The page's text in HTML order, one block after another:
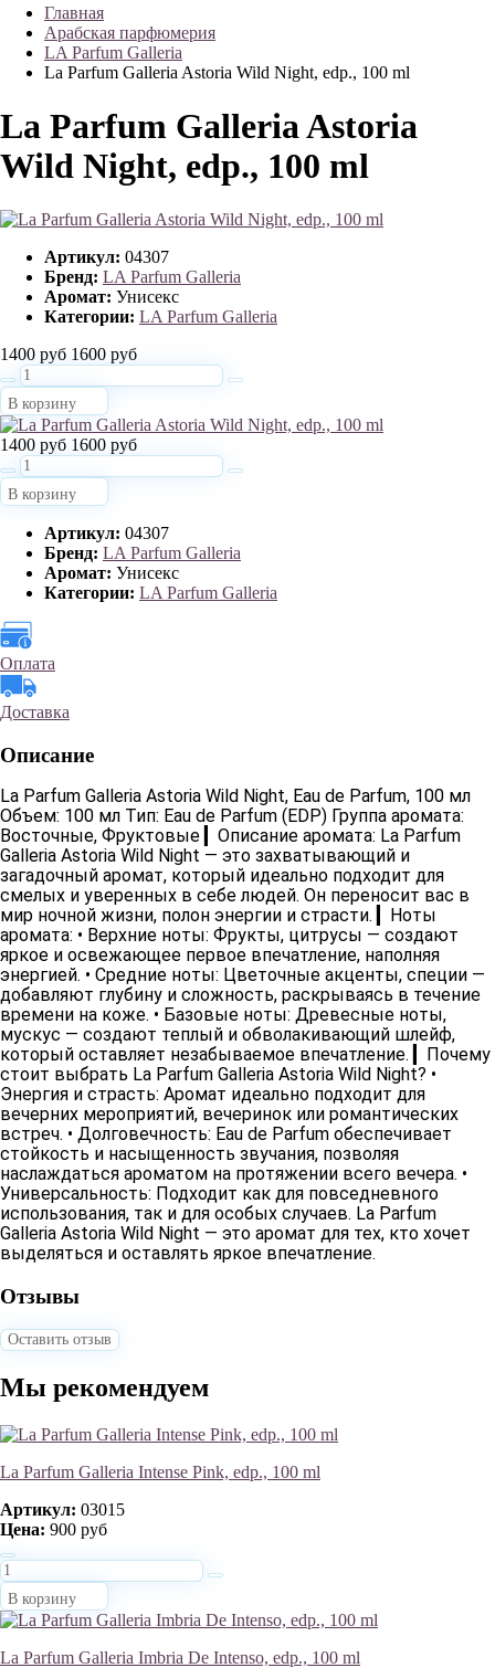
Главная
Арабская парфюмерия
LA Parfum Galleria
La Parfum Galleria Astoria Wild Night, edp., 100 ml
La Parfum Galleria Astoria
Wild Night, edp., 100 ml
Артикул: 04307
Бренд: LA Parfum Galleria
Аромат: Унисекс
Категории: LA Parfum Galleria
1400 руб 1600 руб
В корзину
1400 руб 1600 руб
В корзину
Артикул: 04307
Бренд: LA Parfum Galleria
Аромат: Унисекс
Категории: LA Parfum Galleria
Оплата
Доставка
Описание
La Parfum Galleria Astoria Wild Night, Eau de Parfum, 100 мл
Объем: 100 мл Тип: Eau de Parfum (EDP) Группа аромата:
Восточные, Фруктовые ▎ Описание аромата: La Parfum
Galleria Astoria Wild Night — это захватывающий и
загадочный аромат, который идеально подходит для
смелых и уверенных в себе людей. Он переносит вас в
мир ночной жизни, полон энергии и страсти. ▎
Ноты
аромата: • Верхние ноты: Фрукты, цитрусы — создают
яркое и освежающее первое впечатление, наполняя
энергией. • Средние ноты: Цветочные акценты, специи —
добавляют глубину и сложность, раскрываясь в течение
времени на коже. • Базовые ноты: Древесные ноты,
мускус — создают теплый и обволакивающий шлейф,
который оставляет незабываемое впечатление. ▎
Почему
стоит выбрать La Parfum Galleria Astoria Wild Night? •
Энергия и страсть: Аромат идеально подходит для
вечерних мероприятий, вечеринок или романтических
встреч. • Долговечность: Eau de Parfum обеспечивает
стойкость и насыщенность звучания, позволяя
наслаждаться ароматом на протяжении всего вечера. •
Универсальность: Подходит как для повседневного
использования, так и для особых случаев. La Parfum
Galleria Astoria Wild Night — это аромат для тех, кто хочет
выделяться и оставлять яркое впечатление.
Отзывы
Оставить отзыв
Мы рекомендуем
La Parfum Galleria Intense Pink, edp., 100 ml
Артикул: 03015
Цена: 900 руб
В корзину
La Parfum Galleria Imbria De Intenso, edp., 100 ml